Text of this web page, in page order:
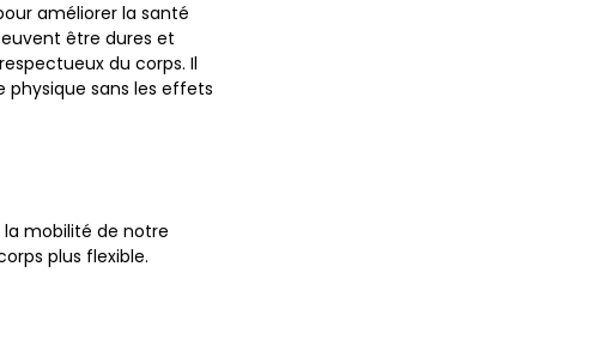
améliorer la santé
être dures et
du corps. Il
sans les effets
la mobilité de notre
plus flexible.